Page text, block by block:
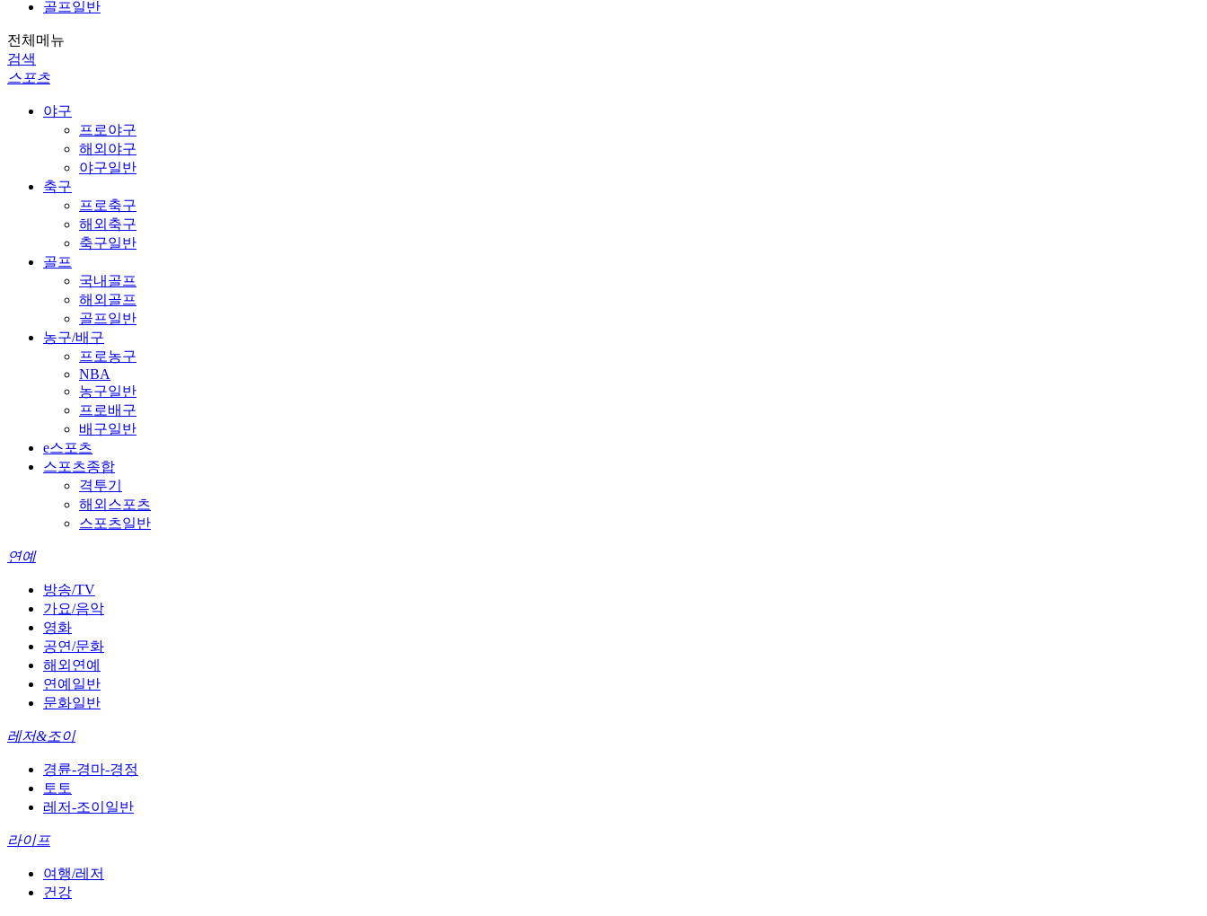
골프일반
전체메뉴
검색
스포츠
야구
프로야구
해외야구
야구일반
축구
프로축구
해외축구
축구일반
골프
국내골프
해외골프
골프일반
농구/배구
프로농구
NBA
농구일반
프로배구
배구일반
e스포츠
스포츠종합
격투기
해외스포츠
스포츠일반
연예
방송/TV
가요/음악
영화
공연/문화
해외연예
연예일반
문화일반
레저&조이
경륜-경마-경정
토토
레저-조이일반
라이프
여행/레저
건강